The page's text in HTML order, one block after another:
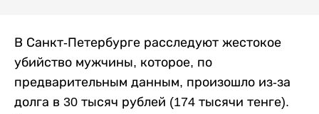
В Санкт-Петербурге расследуют жестокое
убийство мужчины, которое, по
предварительным данным, произошло из-за
долга в 30 тысяч рублей (174 тысячи тенге).